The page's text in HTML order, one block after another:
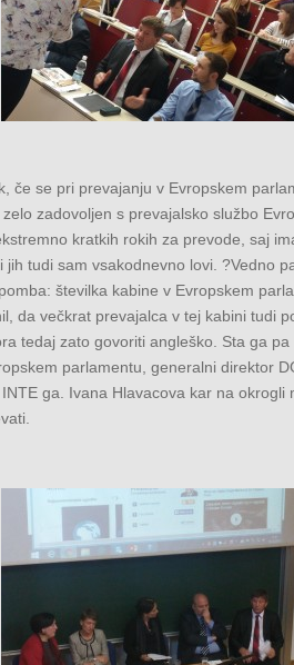
če se pri prevajanju v Evropskem
zadovoljen s prevajalsko službo
kratkih rokih za prevode, saj
tudi sam vsakodnevno lovi. ?Vedno
številka kabine v Evropskem
da večkrat prevajalca v tej kabini tudi
tedaj zato govoriti angleško. Sta ga
parlamentu, generalni direktor
ga. Ivana Hlavacova kar na okrogli